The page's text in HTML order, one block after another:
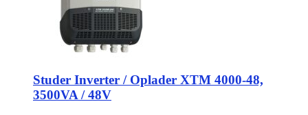
Studer Inverter / Oplader XTM 4000-48,
3500VA / 48V